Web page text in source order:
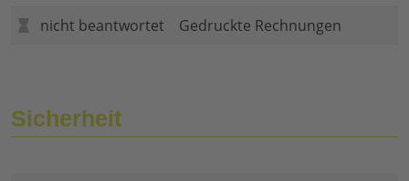
nicht beantwortet
Gedruckte Rechnungen
Sicherheit